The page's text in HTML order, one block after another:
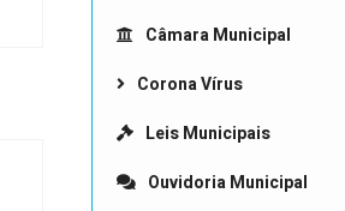
Câmara Municipal
Corona Vírus
Leis Municipais
Ouvidoria Municipal